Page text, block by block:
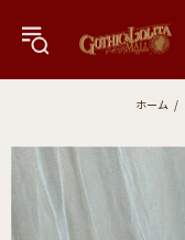
ホーム